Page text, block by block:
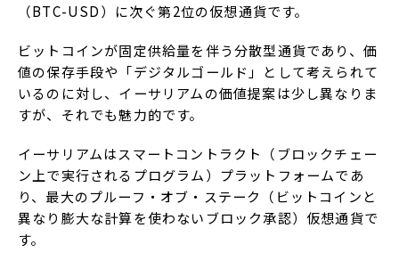
（BTC-USD）に次ぐ第2位の仮想通貨です。
ビットコインが固定供給量を伴う分散型通貨であり、価
値の保存手段や「デジタルゴールド」として考えられて
いるのに対し、イーサリアムの価値提案は少し異なりま
すが、それでも魅力的です。
イーサリアムはスマートコントラクト（ブロックチェー
ン上で実行されるプログラム）プラットフォームであ
り、最大のプルーフ・オブ・ステーク（ビットコインと
異なり膨大な計算を使わないブロック承認）仮想通貨で
す。